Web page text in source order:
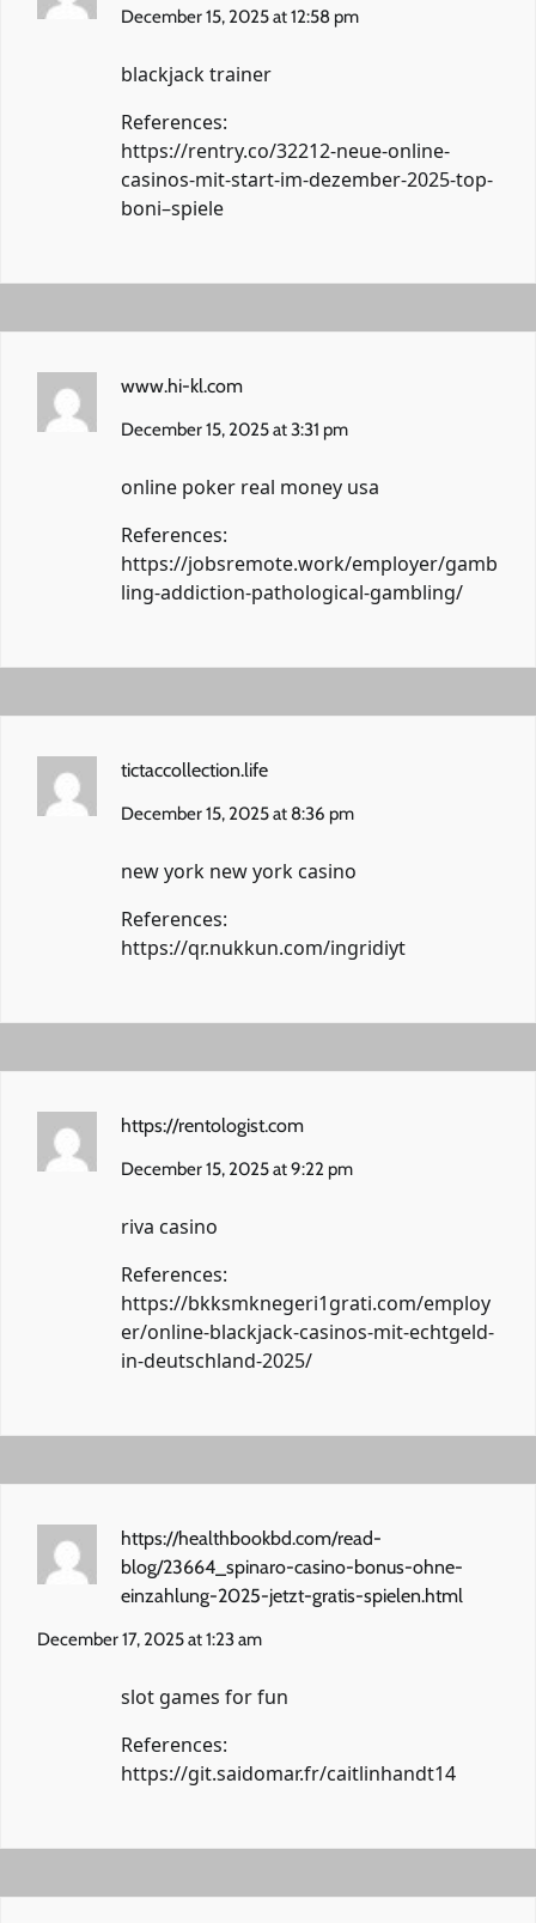
December 15, 2025 at 12:58 pm
blackjack trainer
References:
https://rentry.co/32212-neue-online-
casinos-mit-start-im-dezember-2025-top-
boni–spiele
www.hi-kl.com
December 15, 2025 at 3:31 pm
online poker real money usa
References:
https://jobsremote.work/employer/gamb
ling-addiction-pathological-gambling/
tictaccollection.life
December 15, 2025 at 8:36 pm
new york new york casino
References:
https://qr.nukkun.com/ingridiyt
https://rentologist.com
December 15, 2025 at 9:22 pm
riva casino
References:
https://bkksmknegeri1grati.com/employ
er/online-blackjack-casinos-mit-echtgeld-
in-deutschland-2025/
https://healthbookbd.com/read-
blog/23664_spinaro-casino-bonus-ohne-
einzahlung-2025-jetzt-gratis-spielen.html
December 17, 2025 at 1:23 am
slot games for fun
References:
https://git.saidomar.fr/caitlinhandt14